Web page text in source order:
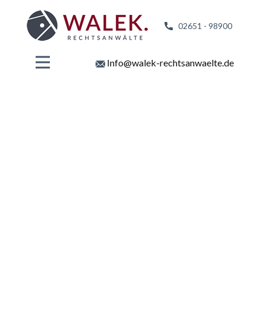
02651 - 98900
Info@walek-rechtsanwaelte.de